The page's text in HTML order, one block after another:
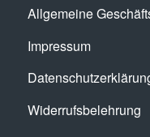
Allgemeine
Impressum
Widerrufsbelehrung